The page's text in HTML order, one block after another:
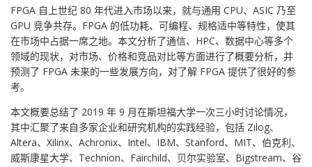
FPGA 自上世纪 80 年代进入市场以来，就与通用 CPU、ASIC 乃至
GPU 竞争共存。FPGA 的低功耗、可编程、规格适中等特性，使其
在市场中占据一席之地。本文分析了通信、HPC、数据中心等多个
领域的现状，对市场、价格和竞品对比等方面进行了概要分析，并
预测了 FPGA 未来的一些发展方向，对了解 FPGA 提供了很好的参
考。
本文概要总结了 2019 年 9 月在斯坦福大学一次三小时讨论情况，
其中汇聚了来自多家企业和研究机构的实践经验，包括 Zilog、
Altera、Xilinx、Achronix、Intel、IBM、Stanford、MIT、伯克利、
威斯康星大学、Technion、Fairchild、贝尔实验室、Bigstream、谷